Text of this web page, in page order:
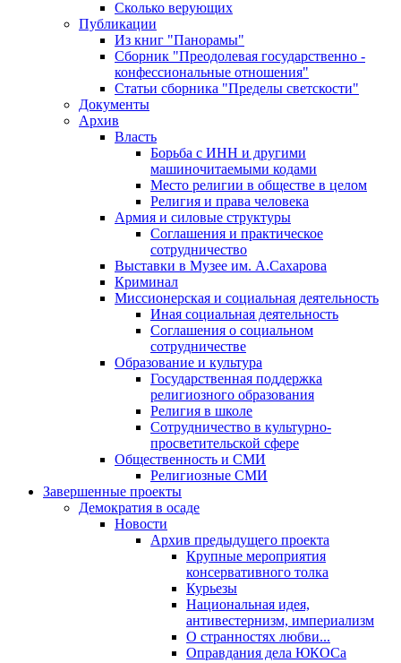
Сколько верующих
Публикации
Из книг "Панорамы"
Сборник "Преодолевая государственно -
конфессиональные отношения"
Статьи сборника "Пределы светскости"
Документы
Архив
Власть
Борьба с ИНН и другими
машиночитаемыми кодами
Место религии в обществе в целом
Религия и права человека
Армия и силовые структуры
Соглашения и практическое
сотрудничество
Выставки в Музее им. А.Сахарова
Криминал
Миссионерская и социальная деятельность
Иная социальная деятельность
Соглашения о социальном
сотрудничестве
Образование и культура
Государственная поддержка
религиозного образования
Религия в школе
Сотрудничество в культурно-
просветительской сфере
Общественность и СМИ
Религиозные СМИ
Завершенные проекты
Демократия в осаде
Новости
Архив предыдущего проекта
Крупные мероприятия
консервативного толка
Курьезы
Национальная идея,
антивестернизм, империализм
О странностях любви...
Оправдания дела ЮКОСа